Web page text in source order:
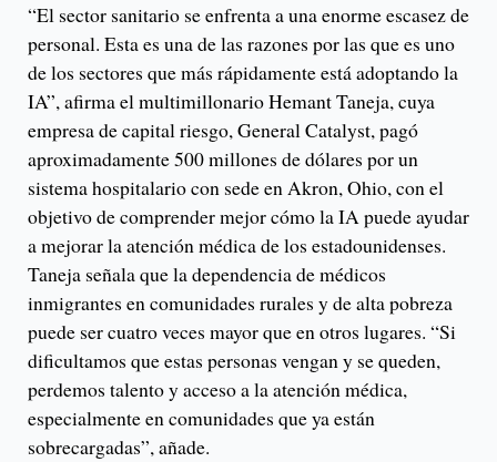
“El sector sanitario se enfrenta a una enorme escasez de
personal. Esta es una de las razones por las que es uno
de los sectores que más rápidamente está adoptando la
IA”, afirma el multimillonario Hemant Taneja, cuya
empresa de capital riesgo, General Catalyst, pagó
aproximadamente 500 millones de dólares por un
sistema hospitalario con sede en Akron, Ohio, con el
objetivo de comprender mejor cómo la IA puede ayudar
a mejorar la atención médica de los estadounidenses.
Taneja señala que la dependencia de médicos
inmigrantes en comunidades rurales y de alta pobreza
puede ser cuatro veces mayor que en otros lugares. “Si
dificultamos que estas personas vengan y se queden,
perdemos talento y acceso a la atención médica,
especialmente en comunidades que ya están
sobrecargadas”, añade.